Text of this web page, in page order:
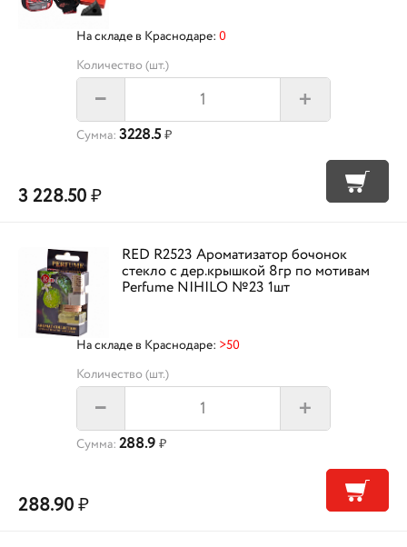
На складе в Краснодаре: 0
Количество (шт.)
– +
Сумма: 3228.5 ₽
3 228.50₽
RED R2523 Ароматизатор бочонок
стекло с дер.крышкой 8гр по мотивам
Perfume NIHILO №23 1шт
На складе в Краснодаре: >50
Количество (шт.)
– +
Сумма: 288.9 ₽
288.90₽